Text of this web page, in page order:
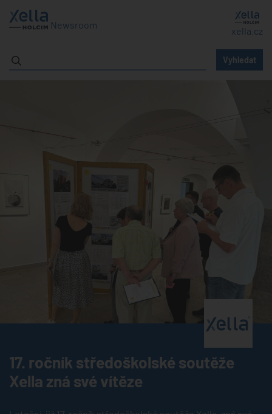
Newsroom
xella.cz
17. ročník středoškolské soutěže
Xella zná své vítěze